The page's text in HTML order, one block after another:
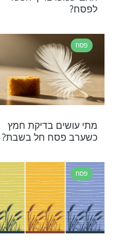
עליו הפסח
להחליף
לפני פסח?